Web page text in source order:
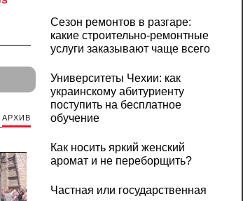
АРХИВ
Сезон ремонтов в разгаре:
какие строительно-ремонтные
услуги заказывают чаще всего
Университеты Чехии: как
украинскому абитуриенту
поступить на бесплатное
обучение
Как носить яркий женский
аромат и не переборщить?
Частная или государственная